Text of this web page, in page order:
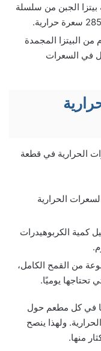
الجبن من سلسلة
100 جرام من البيتزا المجمدة
أقل في السعرات
الحرارية في قطعة
الحرارية
كمية الكربوهيدرات
من القمح الكامل،
في كل مطعم حول
ولهذا ينصح
منها.